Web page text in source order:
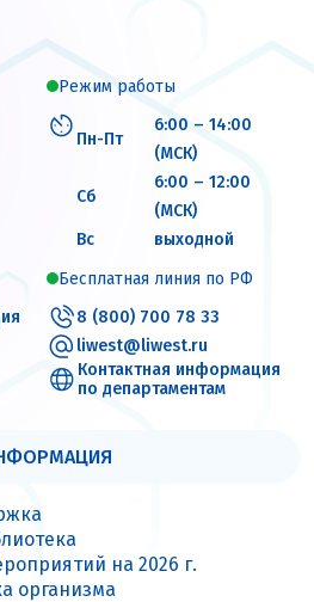
Режим работы
Пн-Пт
6:00 – 14:00
(МСК)
Сб
6:00 – 12:00
(МСК)
Вс
выходной
Бесплатная линия по РФ
8 (800) 700 78 33
liwest@liwest.ru
Контактная информация
по департаментам
на 2026 г.
организма